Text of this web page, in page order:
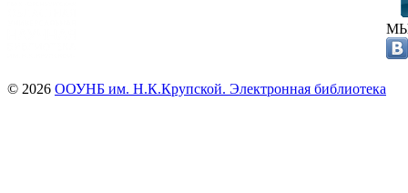
© 2026 ООУНБ им. Н.К.Крупской. Электронная библиотека